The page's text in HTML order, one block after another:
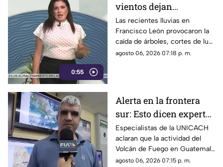
0:55
vientos dejan
viviendas dañadas en
Francisco León,
Chiapas
Las recientes lluvias en
Francisco León provocaron la
caída de árboles, cortes de luz
y daños en casas de la
agosto 06, 2026 07:18 p. m.
Alerta en la frontera
sur: Esto dicen expertos
sobre el Volcán de
Fuego y la ceniza en
Chiapas
Especialistas de la UNICACH
aclaran que la actividad del
Volcán de Fuego en Guatemala
no representa peligro para
agosto 06, 2026 07:15 p. m.